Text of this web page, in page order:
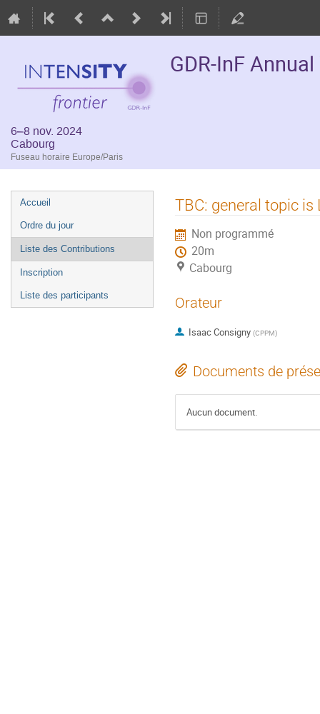
GDR-InF
6–8 nov. 2024
Cabourg
Fuseau horaire Europe/Paris
Menu
de
l'événement
Accueil
Ordre du jour
Liste des Contributions
Inscription
Liste des participants
TBC: general topic is
Non programmé
20m
Cabourg
Orateur
Isaac Consigny (CPPM)
Documents de
Aucun document.